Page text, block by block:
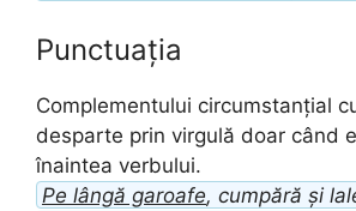
Punctuația
Complementului circumstanțial
desparte prin virgulă doar când
înaintea verbului.
Pe lângă garoafe, cumpără și